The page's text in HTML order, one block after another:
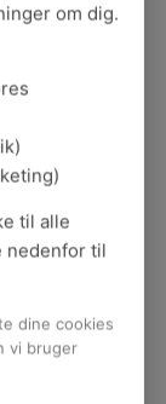
om dig.
til alle
nedenfor til
dine cookies
vi bruger